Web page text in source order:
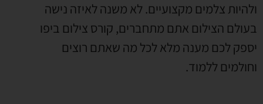
ולהיות צלמים מקצועיים. לא משנה לאיזה נישה
בעולם הצילום אתם מתחברים, קורס צילום ביפו
יספק לכם מענה מלא לכל מה שאתם רוצים
וחולמים ללמוד.